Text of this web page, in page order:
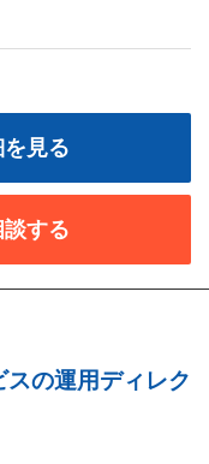
見る
する
スの運用ディレク